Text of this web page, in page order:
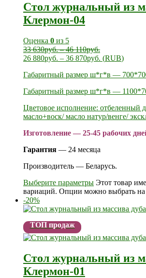
Стол журнальный из
Клермон-04
Оценка 0 из 5
33 630руб.–46 110руб.
26 880руб. – 36 870руб. (RUB)
Габаритный размер ш*г*в —
Габаритный размер ш*г*в —
Цветовое исполнение: отбеленный
масло+воск/ масло натур/венге/
Изготовление — 25-45 рабочих
Гарантия — 24 месяца
Производитель — Беларусь.
Выберите параметры Этот товар
вариаций. Опции можно выбрать на
-20%
ТОП продаж
Стол журнальный из
Клермон-01